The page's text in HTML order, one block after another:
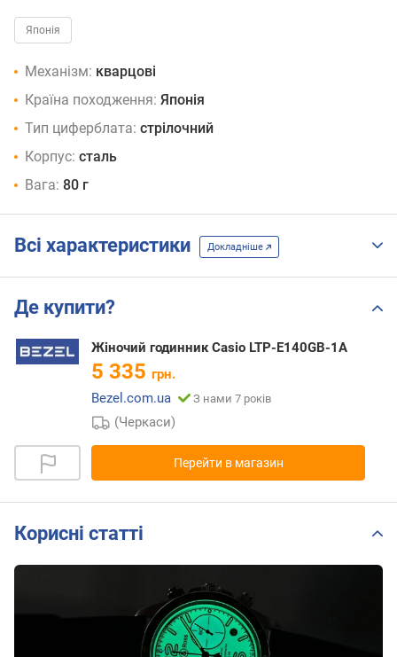
Японія
Механізм: кварцові
Країна походження: Японія
Тип циферблата: стрілочний
Корпус: сталь
Вага: 80 г
Всі характеристики Докладніше
Де купити?
Жіночий годинник Casio LTP-E140GB-1A
5 335 грн.
Bezel.com.ua
З нами 7 років
(Черкаси)
Перейти в магазин
Корисні статті